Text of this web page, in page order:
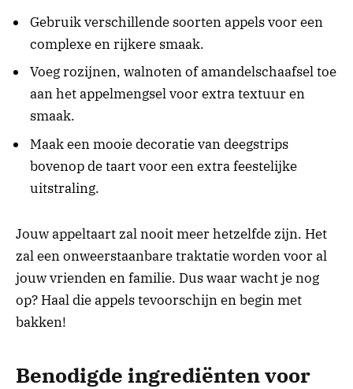
Gebruik verschillende soorten appels voor een
complexe en rijkere smaak.
Voeg rozijnen, walnoten of amandelschaafsel toe
aan het appelmengsel voor extra textuur en
smaak.
Maak een mooie decoratie van deegstrips
bovenop de taart voor een extra feestelijke
uitstraling.
Jouw appeltaart zal nooit meer hetzelfde zijn. Het
zal een onweerstaanbare traktatie worden voor al
jouw vrienden en familie. Dus waar wacht je nog
op? Haal die appels tevoorschijn en begin met
bakken!
Benodigde ingrediënten voor